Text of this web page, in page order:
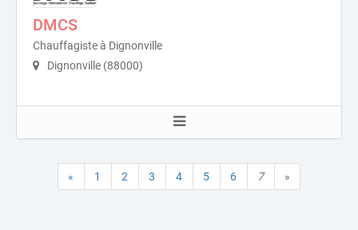
DMCS
Chauffagiste à Dignonville
Dignonville (88000)
« 1 2 3 4 5 6 7 »